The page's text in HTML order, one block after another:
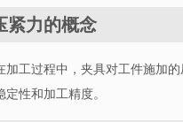
紧力的概念
加工过程中，夹具对工件施加
性和加工精度。